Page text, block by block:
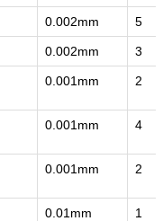
0.002mm 5
0.002mm 3
0.001mm 2
0.001mm 4
0.001mm 2
0.01mm 1